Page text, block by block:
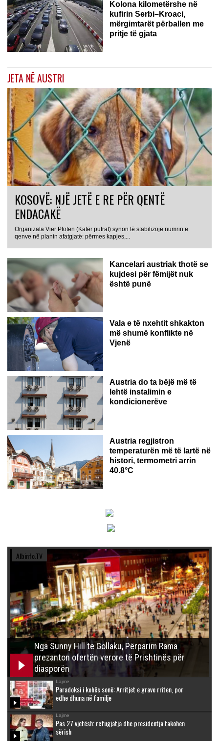
Kolona kilometërshe në
kufirin Serbi–Kroaci,
mërgimtarët përballen me
pritje të gjata
JETA NË AUSTRI
KOSOVË: NJË JETË E RE PËR QENTË
ENDACAKË
Organizata Vier Pfoten (Katër putrat) synon të stabilizojë numrin e
qenve në planin afatgjatë: përmes kapjes,...
Kancelari austriak thotë se
kujdesi për fëmijët nuk
është punë
Vala e të nxehtit shkakton
më shumë konflikte në
Vjenë
Austria do ta bëjë më të
lehtë instalimin e
kondicionerëve
Austria regjistron
temperaturën më të lartë në
histori, termometri arrin
40.8°C
Albinfo.TV
Nga Sunny Hill te Gollaku, Përparim Rama
prezanton ofertën verore të Prishtinës për
diasporën
Lajme
Paradoksi i kohës sonë: Arritjet e grave rriten, por
edhe dhuna në familje
Lajme
Pas 27 vjetësh: refugjatja dhe presidentja takohen
sërish